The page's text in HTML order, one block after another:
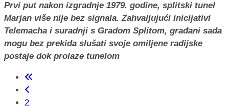
Prvi put nakon izgradnje 1979. godine, splitski tunel
Marjan više nije bez signala. Zahvaljujući inicijativi
Telemacha i suradnji s Gradom Splitom, građani sada
mogu bez prekida slušati svoje omiljene radijske
postaje dok prolaze tunelom
2